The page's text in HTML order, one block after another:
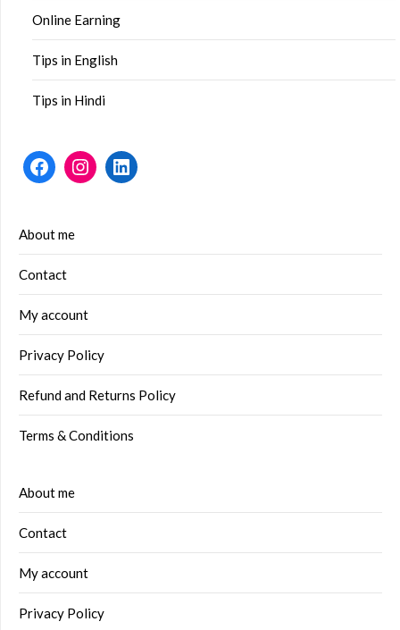
Online Earning
Tips in English
Tips in Hindi
Facebook
Instagram
LinkedIn
About me
Contact
My account
Privacy Policy
Refund and Returns Policy
Terms & Conditions
About me
Contact
My account
Privacy Policy